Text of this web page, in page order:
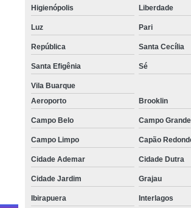
Higienópolis Liberdade
Luz Pari
República Santa Cecília
Santa Efigênia Sé
Vila Buarque
Aeroporto
Brooklin
Campo Belo Campo Grande
Campo Limpo Capão
Cidade Ademar Cidade Dutra
Cidade Jardim Grajau
Ibirapuera Interlagos